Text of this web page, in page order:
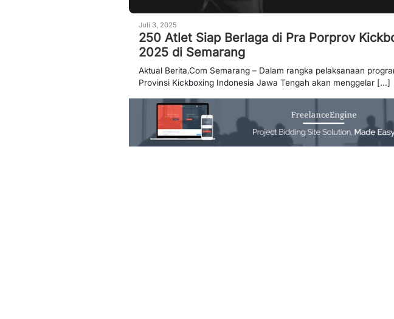
Juli 3, 2025
250 Atlet Siap Berlaga di Pra Porprov
2025 di Semarang
Aktual Berita.Com Semarang – Dalam rangka pelaksanaan
Provinsi Kickboxing Indonesia Jawa Tengah akan menggelar [...]